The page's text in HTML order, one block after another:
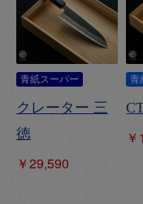
青紙スーパー
クレーター 三
徳
￥29,590
青